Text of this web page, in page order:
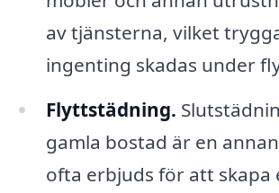
av tjänsterna, vilket
ingenting skadas under
Flyttstädning.
gamla bostad är en
ofta erbjuds för att skapa